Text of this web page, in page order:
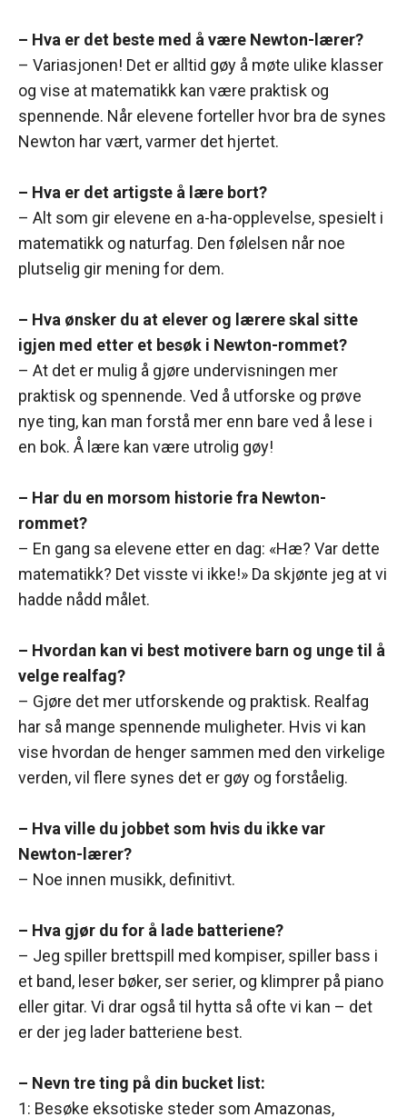
– Hva er det beste med å være Newton-lærer?
– Variasjonen! Det er alltid gøy å møte ulike klasser
og vise at matematikk kan være praktisk og
spennende. Når elevene forteller hvor bra de synes
Newton har vært, varmer det hjertet.
– Hva er det artigste å lære bort?
– Alt som gir elevene en a-ha-opplevelse, spesielt i
matematikk og naturfag. Den følelsen når noe
plutselig gir mening for dem.
– Hva ønsker du at elever og lærere skal sitte
igjen med etter et besøk i Newton-rommet?
– At det er mulig å gjøre undervisningen mer
praktisk og spennende. Ved å utforske og prøve
nye ting, kan man forstå mer enn bare ved å lese i
en bok. Å lære kan være utrolig gøy!
– Har du en morsom historie fra Newton-
rommet?
– En gang sa elevene etter en dag: «Hæ? Var dette
matematikk? Det visste vi ikke!» Da skjønte jeg at vi
hadde nådd målet.
– Hvordan kan vi best motivere barn og unge til å
velge realfag?
– Gjøre det mer utforskende og praktisk. Realfag
har så mange spennende muligheter. Hvis vi kan
vise hvordan de henger sammen med den virkelige
verden, vil flere synes det er gøy og forståelig.
– Hva ville du jobbet som hvis du ikke var
Newton-lærer?
– Noe innen musikk, definitivt.
– Hva gjør du for å lade batteriene?
– Jeg spiller brettspill med kompiser, spiller bass i
et band, leser bøker, ser serier, og klimprer på piano
eller gitar. Vi drar også til hytta så ofte vi kan – det
er der jeg lader batteriene best.
– Nevn tre ting på din bucket list:
1: Besøke eksotiske steder som Amazonas,